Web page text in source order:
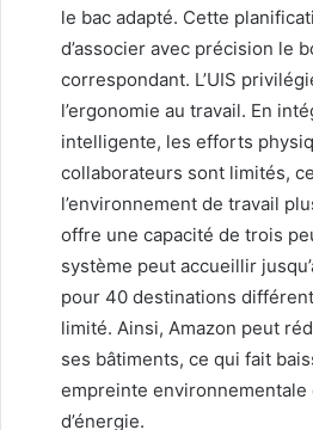
le bac adapté. Cette
d’associer avec précision le
correspondant. L’UIS
l’ergonomie au travail. En
intelligente, les efforts
collaborateurs sont limités,
l’environnement de travail
offre une capacité de trois
système peut accueillir
pour 40 destinations
limité. Ainsi, Amazon peut
ses bâtiments, ce qui fait
empreinte environnementale
d’énergie.